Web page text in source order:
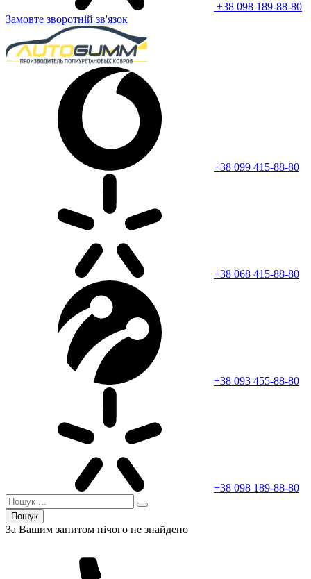
+38 098 189-88-80
Замовте зворотній зв'язок
+38 099 415-88-80
+38 068 415-88-80
+38 093 455-88-80
+38 098 189-88-80
Пошук
За Вашим запитом нічого не знайдено